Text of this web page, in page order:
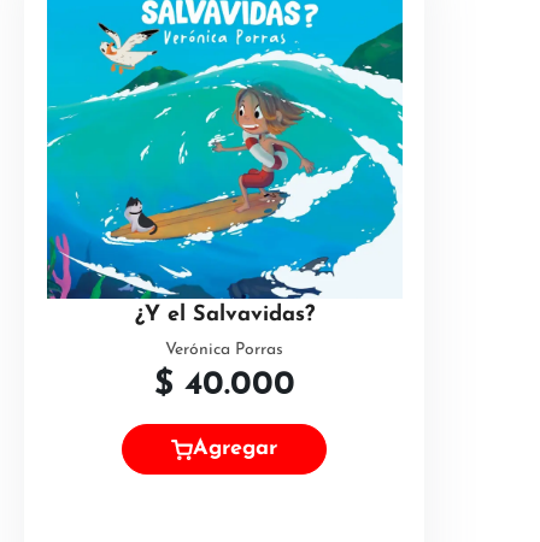
¿Y el Salvavidas?
Verónica Porras
$ 40.000
Agregar